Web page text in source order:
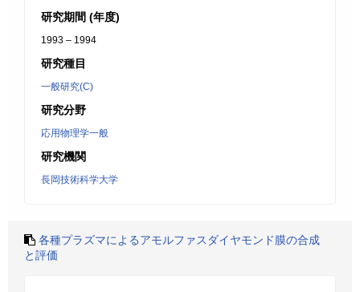
研究期間 (年度)
1993 – 1994
研究種目
一般研究(C)
研究分野
応用物理学一般
研究機関
長岡技術科学大学
各種プラズマによるアモルファスダイヤモンド膜の合成
と評価